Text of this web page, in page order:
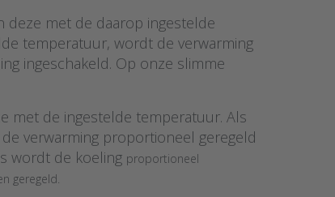
met de daarop ingestelde
temperatuur, wordt de verwarming
ingeschakeld. Op onze slimme
met de ingestelde temperatuur. Als
verwarming proportioneel geregeld
wordt de koeling proportioneel
geregeld.